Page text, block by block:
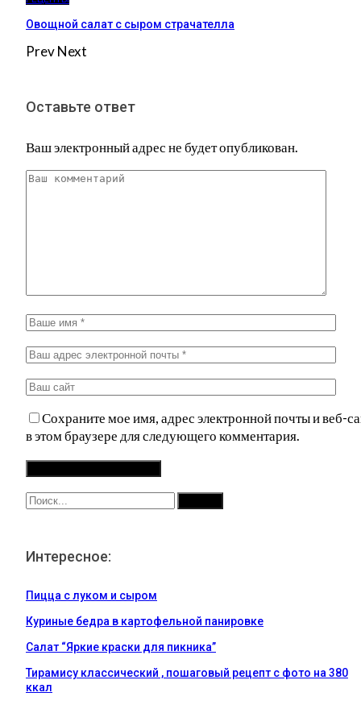
Овощной салат с сыром страчателла
PrevNext
Оставьте ответ
Ваш электронный адрес не будет опубликован.
Сохраните мое имя, адрес электронной почты и веб-
в этом браузере для следующего комментария.
Интересное:
Пицца с луком и сыром
Куриные бедра в картофельной панировке
Салат “Яркие краски для пикника”
Тирамису классический , пошаговый рецепт с фото на 380
ккал